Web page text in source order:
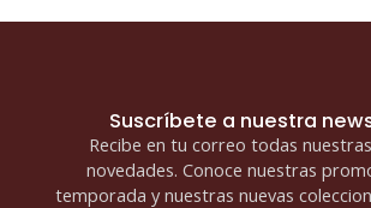
Suscríbete a nuestra
Recibe en tu correo todas
novedades. Conoce nuestras
temporada y nuestras nuevas